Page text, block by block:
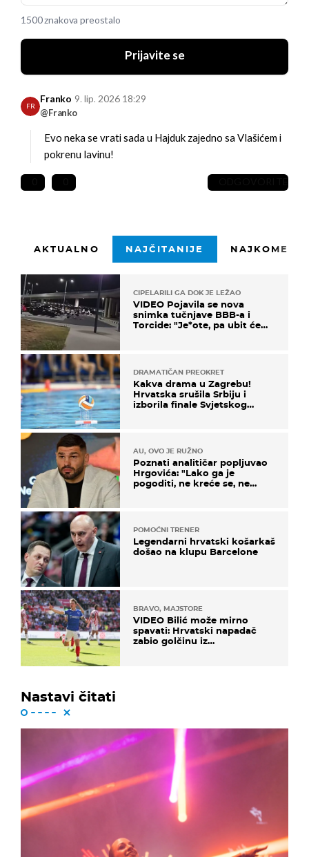
1500 znakova preostalo
Prijavite se
FR
Franko
@Franko
9. lip. 2026 18:29
Evo neka se vrati sada u Hajduk zajedno sa Vlašićem i
pokrenu lavinu!
AKTUALNO NAJČITANIJE
CIPELARILI GA DOK JE LEŽAO
VIDEO Pojavila se nova
snimka tučnjave BBB-a i
Torcide: "Je*ote, pa ubit će
DRAMATIČAN PREOKRET
Kakva drama u Zagrebu!
Hrvatska srušila Srbiju i
izborila finale Svjetskog
AU, OVO JE RUŽNO
Poznati analitičar popljuvao
Hrgovića: "Lako ga je
pogoditi, ne kreće se, ne
POMOĆNI TRENER
Legendarni hrvatski košarkaš
došao na klupu Barcelone
BRAVO, MAJSTORE
VIDEO Bilić može mirno
spavati: Hrvatski napadač
zabio golčinu iz
Nastavi čitati